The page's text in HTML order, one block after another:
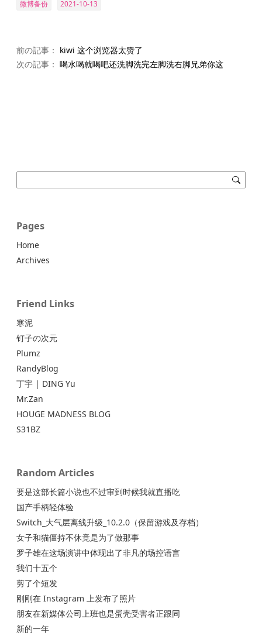
微博备份 2021-10-13
前の記事： kiwi 这个浏览器太赞了
次の記事： 喝水喝就喝吧还洗脚洗完左脚洗右脚兄弟你这
Pages
Home
Archives
Friend Links
寒泥
钉子の次元
Plumz
RandyBlog
丁宇 | DING Yu
Mr.Zan
HOUGE MADNESS BLOG
S31BZ
Random Articles
要是这部长篇小说也不过审到时候我就直播吃
国产手柄轻体验
Switch_大气层离线升级_10.2.0（保留游戏及存档）
女子和猫僵持不休竟是为了做那事
罗子雄在这场演讲中体现出了非凡的场控语言
我们十五个
剪了个短发
刚刚在 Instagram 上发布了照片
朋友在新媒体公司上班也是蛋壳受害者正跟同
新的一年